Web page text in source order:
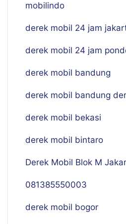
mobilindo
derek mobil 24 jam
derek mobil 24 jam
derek mobil bandung
derek mobil bandung
derek mobil bekasi
derek mobil bintaro
Derek Mobil Blok M
081385550003
derek mobil bogor